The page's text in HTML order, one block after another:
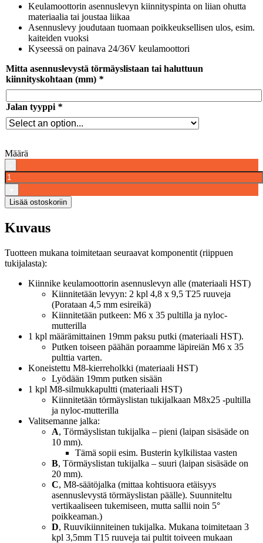
Keulamoottorin asennuslevyn kiinnityspinta on liian ohutta
materiaalia tai joustaa liikaa
Asennuslevy joudutaan tuomaan poikkeuksellisen ulos, esim.
kaiteiden vuoksi
Kyseessä on painava 24/36V keulamoottori
Mitta asennuslevystä törmäyslistaan tai haluttuun
kiinnityskohtaan (mm) *
Jalan tyyppi *
Määrä
Keulamoottorin
asennuslevyn
tukijalkasarja
määrä
Lisää ostoskoriin
Kuvaus
Tuotteen mukana toimitetaan seuraavat komponentit (riippuen
tukijalasta):
Kiinnike keulamoottorin asennuslevyn alle (materiaali HST)
Kiinnitetään levyyn: 2 kpl 4,8 x 9,5 T25 ruuveja
(Porataan 4,5 mm esireikä)
Kiinnitetään putkeen: M6 x 35 pultilla ja nyloc-
mutterilla
1 kpl määrämittainen 19mm paksu putki (materiaali HST).
Putken toiseen päähän poraamme läpireiän M6 x 35
pulttia varten.
Koneistettu M8-kierreholkki (materiaali HST)
Lyödään 19mm putken sisään
1 kpl M8-silmukkapultti (materiaali HST)
Kiinnitetään törmäyslistan tukijalkaan M8x25 -pultilla
ja nyloc-mutterilla
Valitsemanne jalka:
A, Törmäyslistan tukijalka – pieni (laipan sisäsäde on
10 mm).
Tämä sopii esim. Busterin kylkilistaa vasten
B, Törmäyslistan tukijalka – suuri (laipan sisäsäde on
20 mm).
C, M8-säätöjalka (mittaa kohtisuora etäisyys
asennuslevystä törmäyslistan päälle). Suunniteltu
vertikaaliseen tukemiseen, mutta sallii noin 5°
poikkeaman.)
D, Ruuvikiinniteinen tukijalka. Mukana toimitetaan 3
kpl 3,5mm T15 ruuveja tai pultit toiveen mukaan